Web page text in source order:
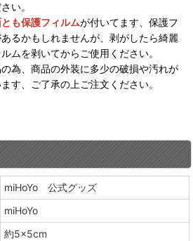
い。
も保護フィルムが付いてます、保護フ
るかもしれませんが、剥がしたら綺麗
ムを剥いてからご使用ください。
為、商品の外装に多少の破損や汚れが
す、ご了承の上ご注文ください。
miHoYo 公式グッズ
miHoYo
約5×5cm